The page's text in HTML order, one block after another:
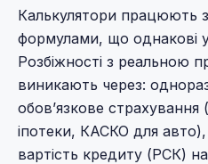
Калькулятори працюють
формулами, що однакові у
Розбіжності з реальною
виникають через:
обовʼязкове
іпотеки, КАСКО для авто),
вартість кредиту (РСК)